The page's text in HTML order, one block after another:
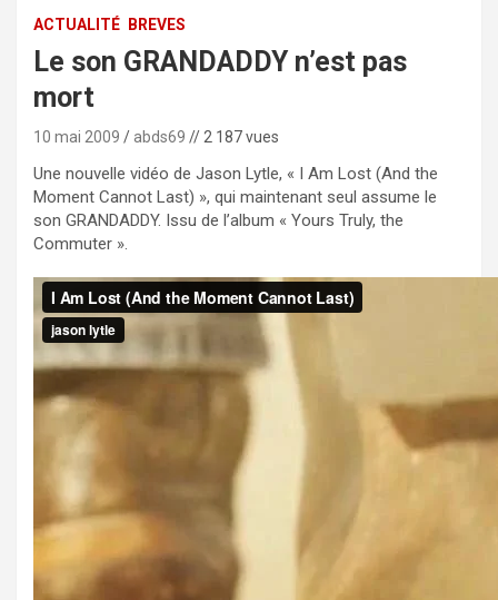
ACTUALITÉ BREVES
Le son GRANDADDY n’est pas
mort
10 mai 2009 abds69 // 2 187 vues
Une nouvelle vidéo de Jason Lytle, « I Am Lost (And the
Moment Cannot Last) », qui maintenant seul assume le
son GRANDADDY. Issu de l’album « Yours Truly, the
Commuter ».